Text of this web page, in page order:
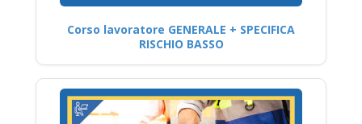
Corso lavoratore GENERALE + SPECIFICA
RISCHIO BASSO